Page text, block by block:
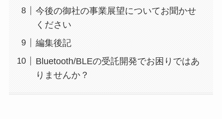
今後の御社の事業展望についてお聞かせ
ください
編集後記
Bluetooth/BLEの受託開発でお困りではあ
りませんか？